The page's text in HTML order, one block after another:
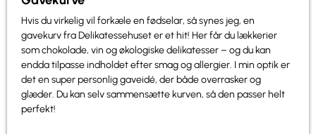
Hvis du virkelig vil forkæle en fødselar, så synes jeg, en
gavekurv fra Delikatessehuset er et hit! Her får du lækkerier
som chokolade, vin og økologiske delikatesser – og du kan
endda tilpasse indholdet efter smag og allergier. I min optik er
det en super personlig gaveidé, der både overrasker og
glæder. Du kan selv sammensætte kurven, så den passer helt
perfekt!